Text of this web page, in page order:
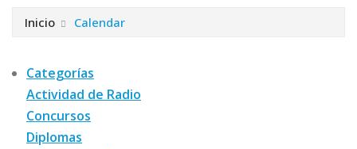
Inicio Calendar
Categorías
Actividad de Radio
Concursos
Diplomas